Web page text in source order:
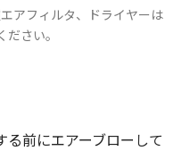
アフィルタ、ドライヤーは
さい。
前にエアーブローして